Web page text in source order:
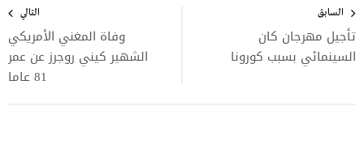
المقالات
السابق
تأجيل مهرجان كان
السينمائي بسبب كورونا
التالي
وفاة المغني الأمريكي
الشهير كيني روجرز عن عمر
81 عاما